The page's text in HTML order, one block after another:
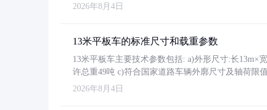
2026年8月4日
13米平板车的标准尺寸和载重参数
13米平板车主要技术参数包括: a)外形尺寸:长13m×
许总重49吨 c)符合国家道路车辆外廓尺寸及轴荷限
2026年8月4日